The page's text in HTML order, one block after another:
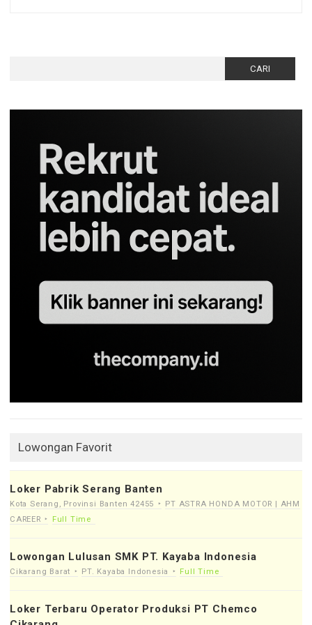
Lowongan Favorit
Loker Pabrik Serang Banten
Kota Serang, Provinsi Banten 42455
PT ASTRA HONDA MOTOR | AHM
CAREER
Full Time
Lowongan Lulusan SMK PT. Kayaba Indonesia
Cikarang Barat PT. Kayaba Indonesia Full Time
Loker Terbaru Operator Produksi PT Chemco